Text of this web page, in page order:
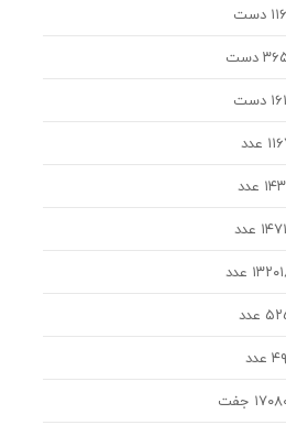
دست
عدد
عدد
عدد
عدد
عدد
جفت